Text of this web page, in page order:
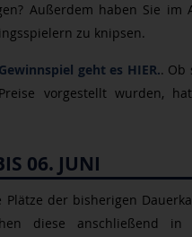
Außerdem haben Sie im
zu knipsen.
geht es HIER.. Ob
vorgestellt wurden,
06. JUNI
der bisherigen
diese anschließend